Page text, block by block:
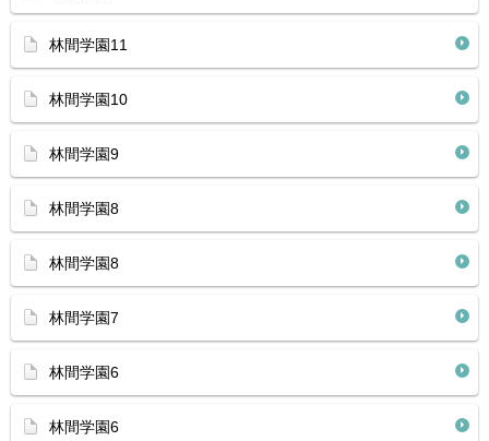
林間学園11
林間学園10
林間学園9
林間学園8
林間学園8
林間学園7
林間学園6
林間学園6